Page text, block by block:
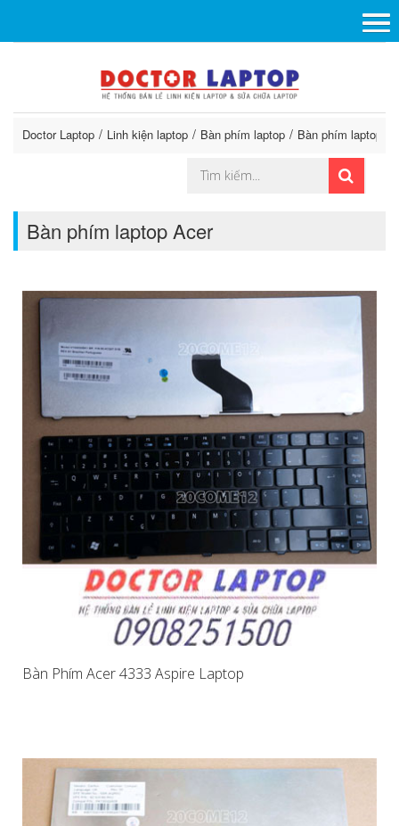
Doctor Laptop Linh kiện laptop Bàn phím laptop Bàn phím laptop
Bàn phím laptop Acer
Bàn Phím Acer 4333 Aspire Laptop